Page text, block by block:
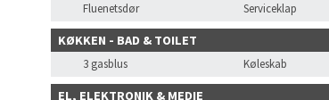
Fluenetsdør
Serviceklap
KØKKEN - BAD & TOILET
3 gasblus Køleskab
EL, ELEKTRONIK & MEDIE